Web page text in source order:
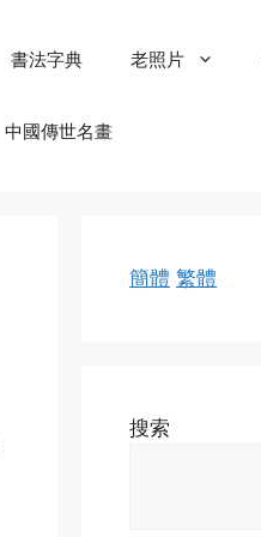
書法字典 老照片
中國傳世名畫
簡體 繁體
搜索